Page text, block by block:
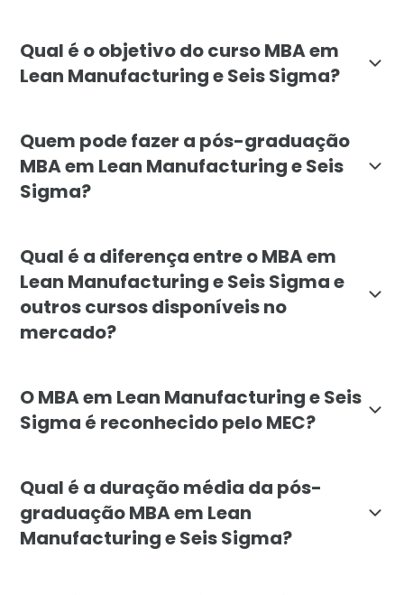
Qual é o objetivo do curso MBA em
Lean Manufacturing e Seis Sigma?
Quem pode fazer a pós-graduação
MBA em Lean Manufacturing e Seis
Sigma?
Qual é a diferença entre o MBA em
Lean Manufacturing e Seis Sigma e
outros cursos disponíveis no
mercado?
O MBA em Lean Manufacturing e Seis
Sigma é reconhecido pelo MEC?
Qual é a duração média da pós-
graduação MBA em Lean
Manufacturing e Seis Sigma?